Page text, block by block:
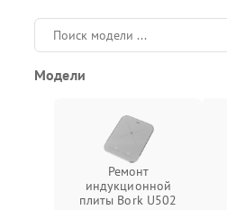
Модели
Ремонт
индукционной
плиты Bork U502